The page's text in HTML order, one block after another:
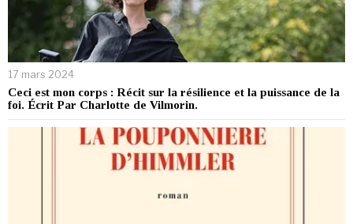
17 mars 2024
Ceci est mon corps : Récit sur la résilience et la puissance de la
foi. Écrit Par Charlotte de Vilmorin.